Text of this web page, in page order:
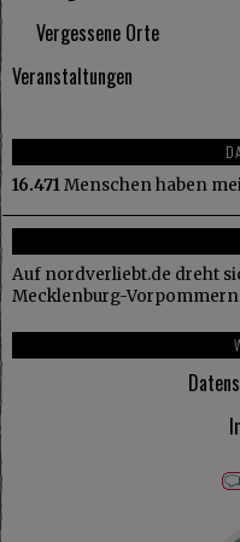
Vergessene Orte
Veranstaltungen
16.471Menschen haben
Auf nordverliebt.de dreht
Mecklenburg-